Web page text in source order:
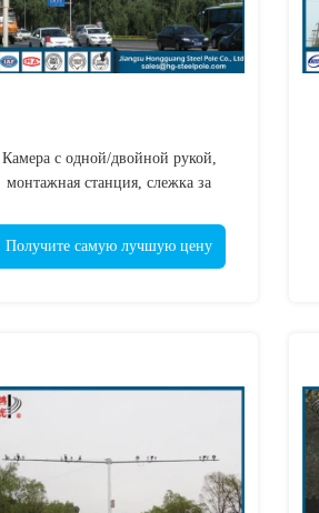
Камера с одной/двойной рукой,
монтажная станция, слежка за
Получите самую лучшую цену